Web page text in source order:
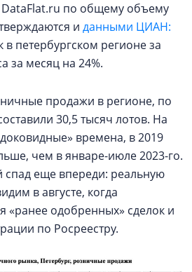
DataFlat.ru по общему объему
и данными ЦИАН:
в петербургском регионе за
за месяц на 24%.
продажи в регионе, по
30,5 тысяч лотов. На
времена, в 2019
чем в январе-июле 2023-го.
еще впереди: реальную
в августе, когда
«ранее одобренных» сделок и
по Росреестру.